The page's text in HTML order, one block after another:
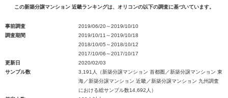
この新築分譲マンション 近畿ランキングは、オリコンの以下の調査に基づいています。
事前調査
2019/06/20～2019/10/10
調査期間
2019/10/11～2019/10/18
2018/10/05～2018/10/12
2017/10/06～2017/10/17
更新日
2020/02/03
サンプル数
3,191人（新築分譲マンション 首都圏／新築分譲マンション 東
海／新築分譲マンション 近畿／新築分譲マンション 九州調査
における総サンプル数14,692人）